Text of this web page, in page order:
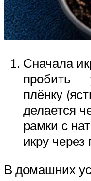
Сначала
пробить —
плёнку
делается
рамки с
икру через
В домашних